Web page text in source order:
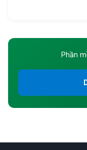
Phần